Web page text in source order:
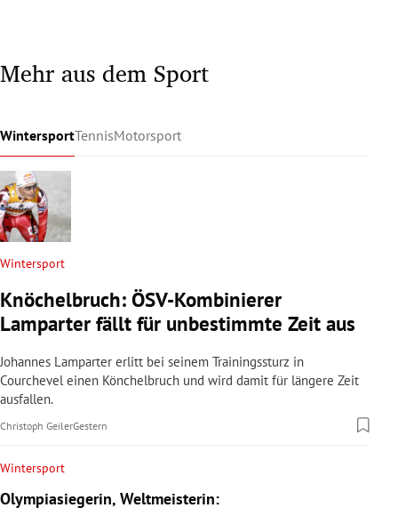
Mehr aus dem Sport
WintersportTennisMotorsport
Wintersport
Knöchelbruch: ÖSV-Kombinierer
Lamparter fällt für unbestimmte Zeit aus
Johannes Lamparter erlitt bei seinem Trainingssturz in
Courchevel einen Könchelbruch und wird damit für längere Zeit
ausfallen.
Christoph GeilerGestern
Wintersport
Olympiasiegerin, Weltmeisterin: